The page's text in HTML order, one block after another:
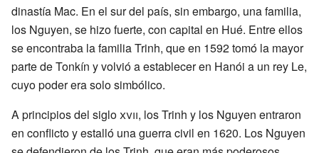
dinastía Mac. En el sur del país, sin embargo, una familia,
los Nguyen, se hizo fuerte, con capital en Hué. Entre ellos
se encontraba la familia Trinh, que en 1592 tomó la mayor
parte de Tonkín y volvió a establecer en Hanói a un rey Le,
cuyo poder era solo simbólico.
A principios del sigloxvii, los Trinh y los Nguyen entraron
en conflicto y estalló una guerra civil en 1620. Los Nguyen